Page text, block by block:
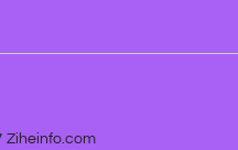
Ziheinfo.com